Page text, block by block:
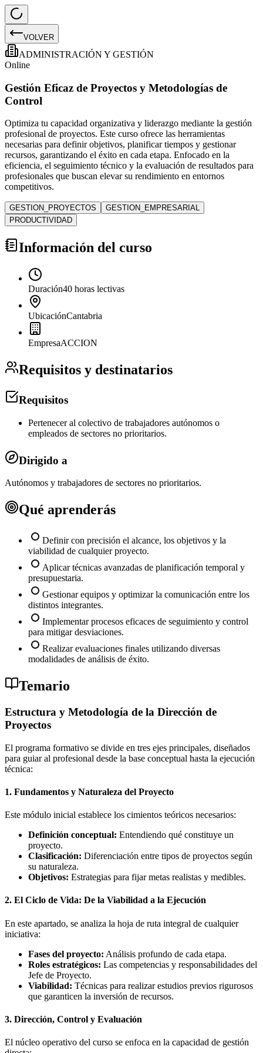
VOLVER
ADMINISTRACIÓN Y GESTIÓN
Online
Gestión Eficaz de Proyectos y Metodologías de
Control
Optimiza tu capacidad organizativa y liderazgo mediante la gestión
profesional de proyectos. Este curso ofrece las herramientas
necesarias para definir objetivos, planificar tiempos y gestionar
recursos, garantizando el éxito en cada etapa. Enfocado en la
eficiencia, el seguimiento técnico y la evaluación de resultados para
profesionales que buscan elevar su rendimiento en entornos
competitivos.
GESTION_PROYECTOS
GESTION_EMPRESARIAL
PRODUCTIVIDAD
Información del curso
Duración40 horas lectivas
UbicaciónCantabria
EmpresaACCION
Requisitos y destinatarios
Requisitos
Pertenecer al colectivo de trabajadores autónomos o
empleados de sectores no prioritarios.
Dirigido a
Autónomos y trabajadores de sectores no prioritarios.
Qué aprenderás
Definir con precisión el alcance, los objetivos y la
viabilidad de cualquier proyecto.
Aplicar técnicas avanzadas de planificación temporal y
presupuestaria.
Gestionar equipos y optimizar la comunicación entre los
distintos integrantes.
Implementar procesos eficaces de seguimiento y control
para mitigar desviaciones.
Realizar evaluaciones finales utilizando diversas
modalidades de análisis de éxito.
Temario
Estructura y Metodología de la Dirección de
Proyectos
El programa formativo se divide en tres ejes principales, diseñados
para guiar al profesional desde la base conceptual hasta la ejecución
técnica:
1. Fundamentos y Naturaleza del Proyecto
Este módulo inicial establece los cimientos teóricos necesarios:
Definición conceptual: Entendiendo qué constituye un
proyecto.
Clasificación: Diferenciación entre tipos de proyectos según
su naturaleza.
Objetivos: Estrategias para fijar metas realistas y medibles.
2. El Ciclo de Vida: De la Viabilidad a la Ejecución
En este apartado, se analiza la hoja de ruta integral de cualquier
iniciativa:
Fases del proyecto: Análisis profundo de cada etapa.
Roles estratégicos: Las competencias y responsabilidades del
Jefe de Proyecto.
Viabilidad: Técnicas para realizar estudios previos rigurosos
que garanticen la inversión de recursos.
3. Dirección, Control y Evaluación
El núcleo operativo del curso se enfoca en la capacidad de gestión